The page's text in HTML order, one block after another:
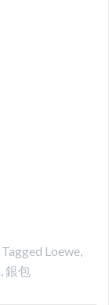
Tagged Loewe,
,銀包